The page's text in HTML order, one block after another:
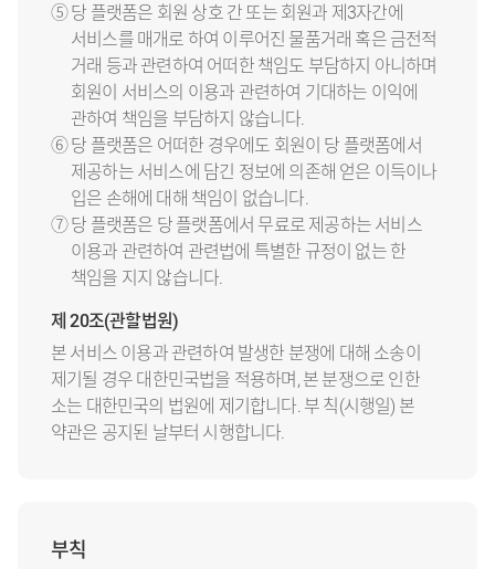
⑤ 당 플랫폼은 회원 상호 간 또는 회원과 제3자간에
서비스를 매개로 하여 이루어진 물품거래 혹은 금전적
거래 등과 관련하여 어떠한 책임도 부담하지 아니하며
회원이 서비스의 이용과 관련하여 기대하는 이익에
관하여 책임을 부담하지 않습니다.
⑥ 당 플랫폼은 어떠한 경우에도 회원이 당 플랫폼에서
제공하는 서비스에 담긴 정보에 의존해 얻은 이득이나
입은 손해에 대해 책임이 없습니다.
⑦ 당 플랫폼은 당 플랫폼에서 무료로 제공하는 서비스
이용과 관련하여 관련법에 특별한 규정이 없는 한
책임을 지지 않습니다.
제 20조(관할법원)
본 서비스 이용과 관련하여 발생한 분쟁에 대해 소송이
제기될 경우 대한민국법을 적용하며, 본 분쟁으로 인한
소는 대한민국의 법원에 제기합니다. 부 칙(시행일) 본
약관은 공지된 날부터 시행합니다.
부칙